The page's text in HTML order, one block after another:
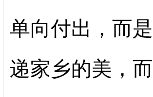
单向付出，而
递家乡的美，